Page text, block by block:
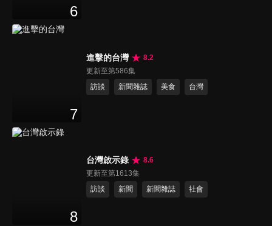
6
7
進擊的台灣
8.2
更新至第586集
訪談
新聞雜誌 美食 台灣
8
台灣啟示錄
8.6
更新至第1613集
訪談
新聞 新聞雜誌 社會